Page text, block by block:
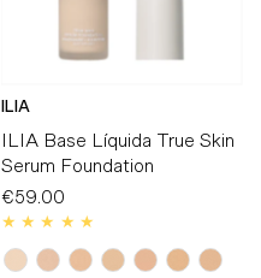
Preço, mais caros
Data, mais recentes
ILIA
ILIA Base Líquida True Skin
Serum Foundation
Preço
Normal
€59.00